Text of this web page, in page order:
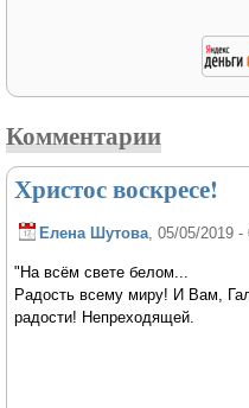
Комментарии
Христос воскресе!
Елена Шутова, 05/05/2019 -
"На всём свете белом...
Радость всему миру! И Вам,
радости! Непреходящей.